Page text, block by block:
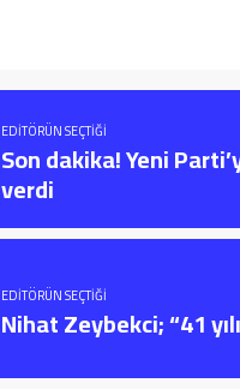
EDITÖRÜN SEÇTIĞI
Son dakika! Yeni
verdi
EDITÖRÜN SEÇTIĞI
Nihat Zeybekci; “41